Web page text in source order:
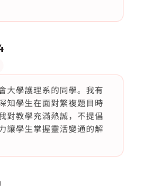
大學護理系的同學。我有
知學生在面對繁複題目時
對教學充滿熱誠，不提倡
讓學生掌握靈活變通的解